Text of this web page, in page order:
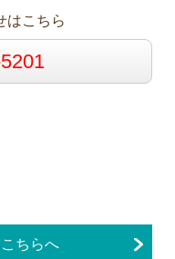
はこちら
ちらへ